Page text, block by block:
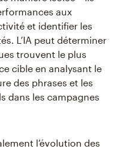
aux
et identifier les
L’IA peut déterminer
trouvent le plus
cible en analysant le
des phrases et les
dans les campagnes
l’évolution des